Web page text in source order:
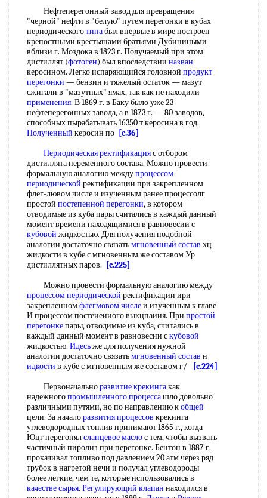
Нефтеперегонный завод для превращения
"черной" нефти в "белую" путем перегонки в кубах
периодическоготипабыл впервые в мире построен
крепостными крестьянами братьями Дубиниными
вблизи г. Моздока в 1823 г. Получаемый при этом
дистиллят (фотоген) был впоследствии назван
керосином. Легко испаряющийся головной продукт
перегонки — бензин и тяжелый остаток — мазут
сжигали в "мазутных" ямах, так как не находили
применения. В 1869 г. в Баку было уже 23
нефтеперегонных завода, а в 1873 г. — 80 заводов,
способных пырабатывать 16350 т керосина в год.
Полученный керосин по [c.36]
Периодическая ректификацияс отбором
дистиллята переменного состава. Можно провести
формальную аналогию междупроцессом
периодической ректификации при закрепленном
флег-лювом числе и изученным ранее процессолг
простой постепенной перегонки, в котором
отводимые из куба пары считались в каждый данный
момент времени находящимися в равновесии с
кубовой жидкостью. Для получения подобной
аналогии достаточно связатьмгновенный состав хц
жидкости в кубе с мгновенным же составом Ур
дистиллятных паров.
[c.225]
Можно провести формальную аналогию между
процессом периодической ректификации ири
закрепленномфлегмовом числеи изученным к главе
И процессом постеиеииого выкцпаиия. При простой
перегонкепары, отводимые из куба, считались в
каждый данный момент в равновесии скубовой
жидкостью. Идесьже для получения нужной
аналогии достаточно связатьмгновенный состав н
идкости в кубе с мгновенным же составом г/
[c.224]
Первоначальноразвитие крекингакак
надежногопромышленного процессашло довольно
различными путями, но по направлению кобщей
цели. За началоразвития процессов крекинга
углеводородных топлив принимают 1865 г., когда
Юцг перегонялсланцевое маслос тем, чтобы вызвать
частичный пиролиз при перегонке. Бентон в 1887 г.
прокачивал топливо под давлением 20 атм через ряд
трубок в нагретой нечи и получал углеводороды
более легкие, чем те, которые использовались в
качестве сырья. Регулирующий клапан находился в